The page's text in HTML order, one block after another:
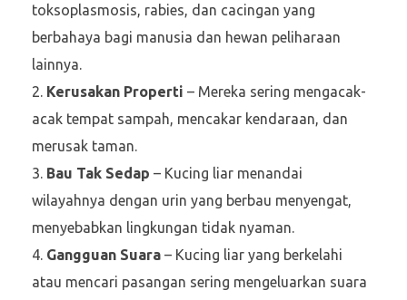
toksoplasmosis, rabies, dan cacingan yang
berbahaya bagi manusia dan hewan peliharaan
lainnya.
Kerusakan Properti – Mereka sering mengacak-
acak tempat sampah, mencakar kendaraan, dan
merusak taman.
Bau Tak Sedap – Kucing liar menandai
wilayahnya dengan urin yang berbau menyengat,
menyebabkan lingkungan tidak nyaman.
Gangguan Suara – Kucing liar yang berkelahi
atau mencari pasangan sering mengeluarkan suara